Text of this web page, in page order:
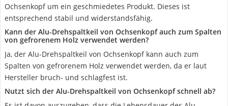
Ochsenkopf um ein geschmiedetes Produkt. Dieses ist
entsprechend stabil und widerstandsfähig.
Kann der Alu-Drehspaltkeil von Ochsenkopf auch zum Spalten
von gefrorenem Holz verwendet werden?
Ja, der Alu-Drehspaltkeil von Ochsenkopf kann auch zum
Spalten von gefrorenem Holz verwendet werden, da er laut
Hersteller bruch- und schlagfest ist.
Nutzt sich der Alu-Drehspaltkeil von Ochsenkopf schnell ab?